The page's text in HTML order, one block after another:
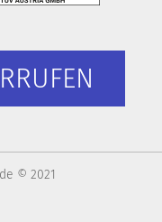
© 2021